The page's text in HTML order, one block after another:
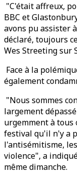
"C'était affreux,
BBC et
avons pu assister
déclaré, toujours
Wes Streeting sur
Face à la
également
"Nous sommes
largement
urgemment à tous
festival qu'il n'y a
l'antisémitisme,
violence", a
même dimanche.